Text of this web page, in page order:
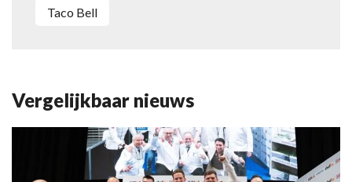
Taco Bell
Vergelijkbaar nieuws